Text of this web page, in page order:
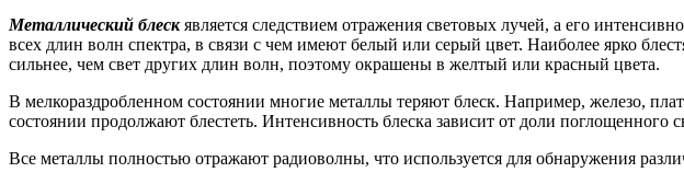
Металлический блескявляется следствием отражения световых лучей, а его
всех длин волн спектра, в связи с чем имеют белый или серый цвет. Наиболее ярко
сильнее, чем свет других длин волн, поэтому окрашены в желтый или красный цвета.
В мелкораздробленном состоянии многие металлы теряют блеск. Например, железо,
состоянии продолжают блестеть. Интенсивность блеска зависит от доли
Все металлы полностью отражают радиоволны, что используется для обнаружения